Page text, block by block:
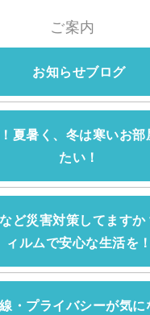
ご案内
お知らせブログ
夏暑く、冬は寒いお部
たい！
ど災害対策してますか
ィルムで安心な生活を！
・プライバシーが気に